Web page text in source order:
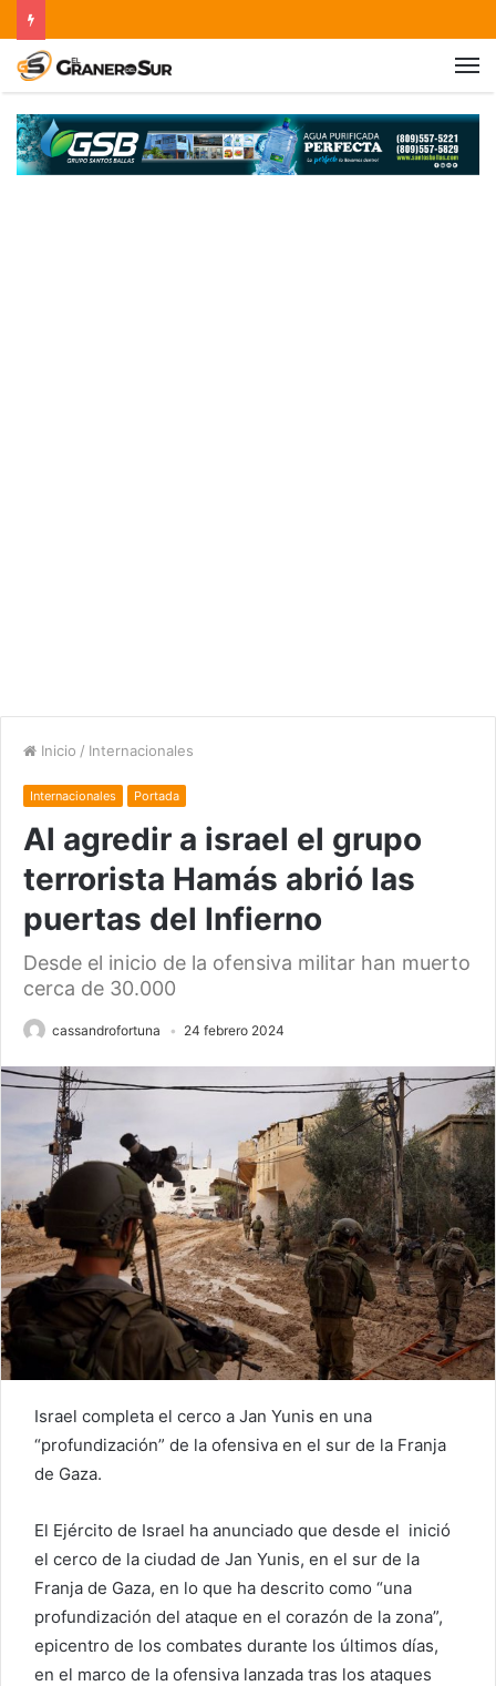
Inicio / Internacionales
Internacionales Portada
Al agredir a israel el grupo
terrorista Hamás abrió las
puertas del Infierno
Desde el inicio de la ofensiva militar han muerto
cerca de 30.000
cassandrofortuna 24 febrero 2024
Israel completa el cerco a Jan Yunis en una
“profundización” de la ofensiva en el sur de la Franja
de Gaza.
El Ejército de Israel ha anunciado que desde el inició
el cerco de la ciudad de Jan Yunis, en el sur de la
Franja de Gaza, en lo que ha descrito como “una
profundización del ataque en el corazón de la zona”,
epicentro de los combates durante los últimos días,
en el marco de la ofensiva lanzada tras los ataques